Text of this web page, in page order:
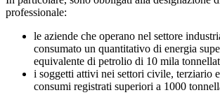
professionale:
le aziende che operano nel settore
consumato un quantitativo di energia
equivalente di petrolio di 10 mila
i soggetti attivi nei settori civile, terziario
consumi registrati superiori a 1000